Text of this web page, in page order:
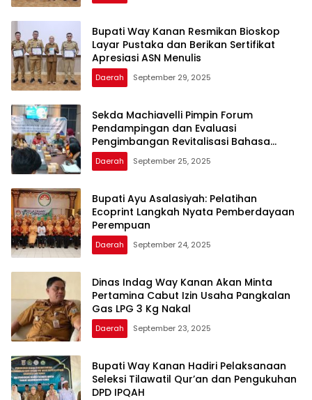
Bupati Way Kanan Resmikan Bioskop
Layar Pustaka dan Berikan Sertifikat
Apresiasi ASN Menulis
Daerah September 29, 2025
Sekda Machiavelli Pimpin Forum
Pendampingan dan Evaluasi
Pengimbangan Revitalisasi Bahasa
Daerah
Daerah September 25, 2025
Bupati Ayu Asalasiyah: Pelatihan
Ecoprint Langkah Nyata Pemberdayaan
Perempuan
Daerah September 24, 2025
Dinas Indag Way Kanan Akan Minta
Pertamina Cabut Izin Usaha Pangkalan
Gas LPG 3 Kg Nakal
Daerah September 23, 2025
Bupati Way Kanan Hadiri Pelaksanaan
Seleksi Tilawatil Qur’an dan Pengukuhan
DPD IPQAH